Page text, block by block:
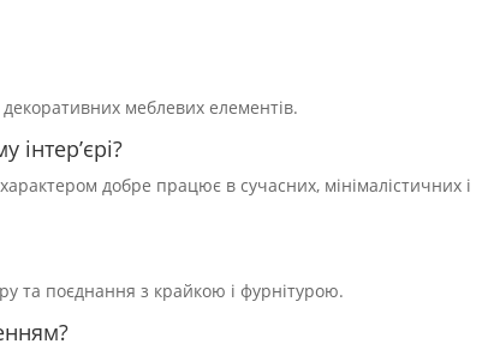
меблевих елементів.
добре працює в сучасних, мінімалістичних і
та поєднання з крайкою і фурнітурою.